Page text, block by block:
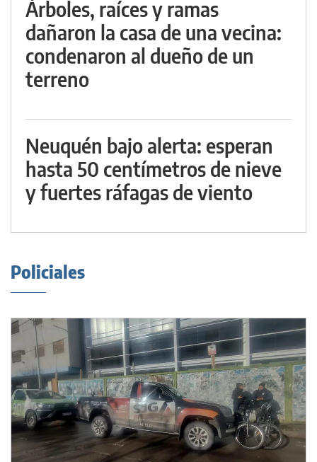
Árboles, raíces y ramas
dañaron la casa de una vecina:
condenaron al dueño de un
terreno
Neuquén bajo alerta: esperan
hasta 50 centímetros de nieve
y fuertes ráfagas de viento
Policiales